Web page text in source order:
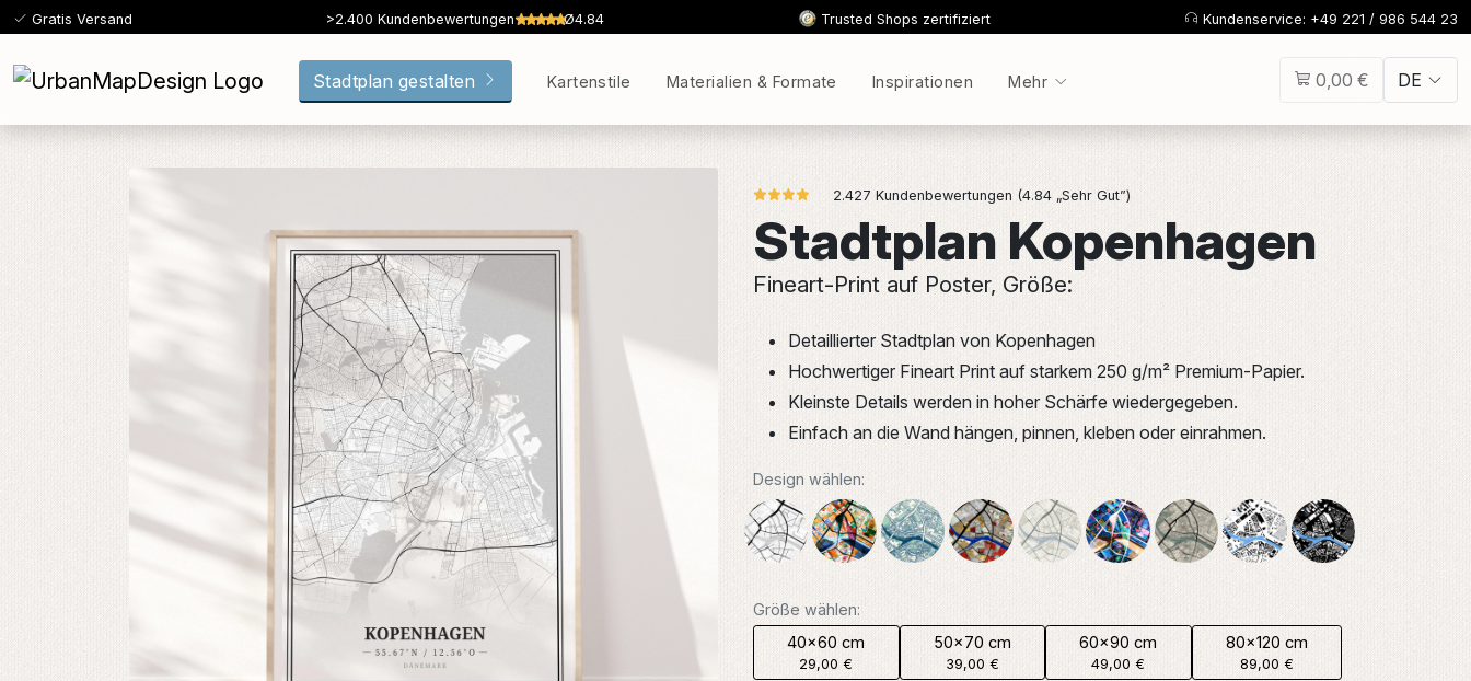
Gratis Versand >2.400 Kundenbewertungen Ø4.84 Trusted Shops zertifiziert Kundenservice: +49 221 / 986 544 23
Stadtplan gestalten Kartenstile Materialien & Formate Inspirationen Mehr 0,00 € DE
2.427 Kundenbewertungen (4.84 „Sehr Gut”)
Stadtplan Kopenhagen
Fineart-Print auf Poster, Größe:
Detaillierter Stadtplan von Kopenhagen
Hochwertiger Fineart Print auf starkem 250 g/m² Premium-Papier.
Kleinste Details werden in hoher Schärfe wiedergegeben.
Einfach an die Wand hängen, pinnen, kleben oder einrahmen.
Design wählen:
Größe wählen:
40x60 cm
29,00 €
50x70 cm
39,00 €
60x90 cm
49,00 €
80x120 cm
89,00 €